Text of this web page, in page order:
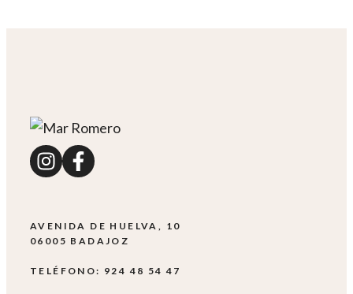
AVENIDA DE HUELVA, 10
06005 BADAJOZ
TELÉFONO: 924 48 54 47